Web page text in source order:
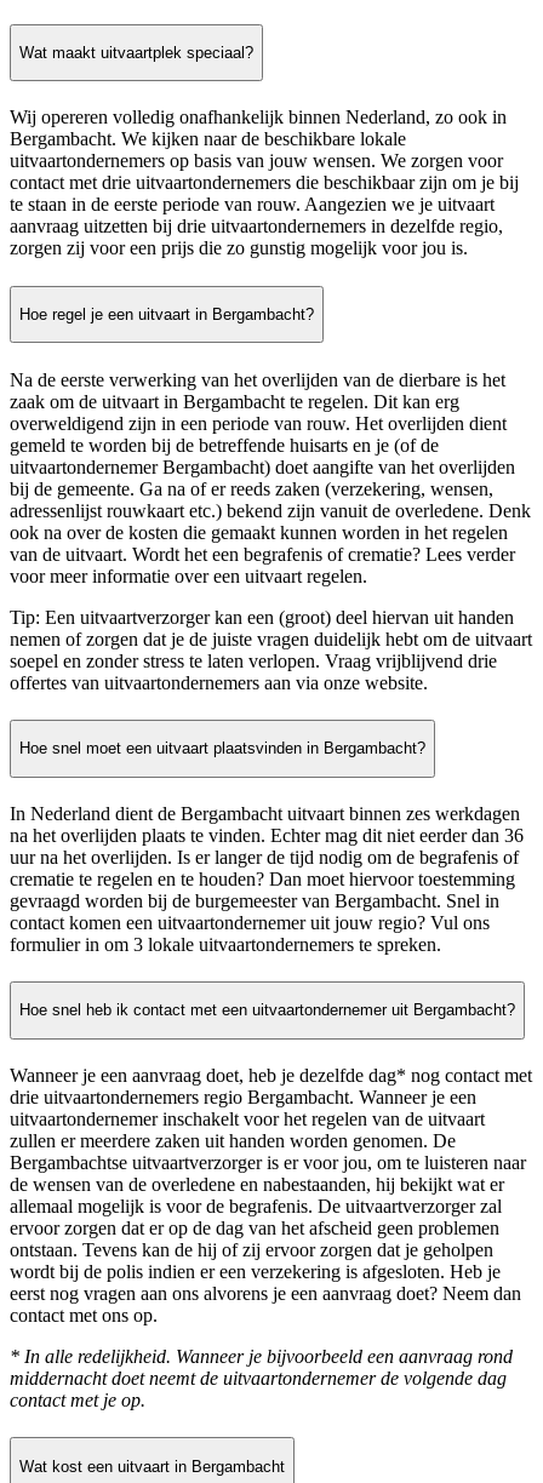
Wat maakt uitvaartplek speciaal?
Wij opereren volledig onafhankelijk binnen Nederland, zo ook in
Bergambacht. We kijken naar de beschikbare lokale
uitvaartondernemers op basis van jouw wensen. We zorgen voor
contact met drie uitvaartondernemers die beschikbaar zijn om je bij
te staan in de eerste periode van rouw. Aangezien we je uitvaart
aanvraag uitzetten bij drie uitvaartondernemers in dezelfde regio,
zorgen zij voor een prijs die zo gunstig mogelijk voor jou is.
Hoe regel je een uitvaart in Bergambacht?
Na de eerste verwerking van het overlijden van de dierbare is het
zaak om de uitvaart in Bergambacht te regelen. Dit kan erg
overweldigend zijn in een periode van rouw. Het overlijden dient
gemeld te worden bij de betreffende huisarts en je (of de
uitvaartondernemer Bergambacht) doet aangifte van het overlijden
bij de gemeente. Ga na of er reeds zaken (verzekering, wensen,
adressenlijst rouwkaart etc.) bekend zijn vanuit de overledene. Denk
ook na over de kosten die gemaakt kunnen worden in het regelen
van de uitvaart. Wordt het een begrafenis of crematie? Lees verder
voor meer informatie over een uitvaart regelen.
Tip: Een uitvaartverzorger kan een (groot) deel hiervan uit handen
nemen of zorgen dat je de juiste vragen duidelijk hebt om de uitvaart
soepel en zonder stress te laten verlopen. Vraag vrijblijvend drie
offertes van uitvaartondernemers aan via onze website.
Hoe snel moet een uitvaart plaatsvinden in Bergambacht?
In Nederland dient de Bergambacht uitvaart binnen zes werkdagen
na het overlijden plaats te vinden. Echter mag dit niet eerder dan 36
uur na het overlijden. Is er langer de tijd nodig om de begrafenis of
crematie te regelen en te houden? Dan moet hiervoor toestemming
gevraagd worden bij de burgemeester van Bergambacht. Snel in
contact komen een uitvaartondernemer uit jouw regio? Vul ons
formulier in om 3 lokale uitvaartondernemers te spreken.
Hoe snel heb ik contact met een uitvaartondernemer uit Bergambacht?
Wanneer je een aanvraag doet, heb je dezelfde dag* nog contact met
drie uitvaartondernemers regio Bergambacht. Wanneer je een
uitvaartondernemer inschakelt voor het regelen van de uitvaart
zullen er meerdere zaken uit handen worden genomen. De
Bergambachtse uitvaartverzorger is er voor jou, om te luisteren naar
de wensen van de overledene en nabestaanden, hij bekijkt wat er
allemaal mogelijk is voor de begrafenis. De uitvaartverzorger zal
ervoor zorgen dat er op de dag van het afscheid geen problemen
ontstaan. Tevens kan de hij of zij ervoor zorgen dat je geholpen
wordt bij de polis indien er een verzekering is afgesloten. Heb je
eerst nog vragen aan ons alvorens je een aanvraag doet? Neem dan
contact met ons op.
* In alle redelijkheid. Wanneer je bijvoorbeeld een aanvraag rond
middernacht doet neemt de uitvaartondernemer de volgende dag
contact met je op.
Wat kost een uitvaart in Bergambacht